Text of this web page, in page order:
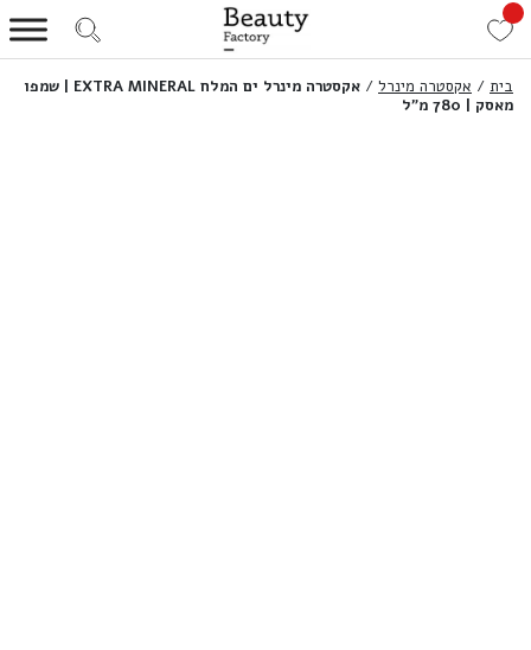
בית / אקסטרה מינרל /
אקסטרה מינרל ים המלח EXTRA MINERAL | שמפו
מאסק | 780 מ”ל